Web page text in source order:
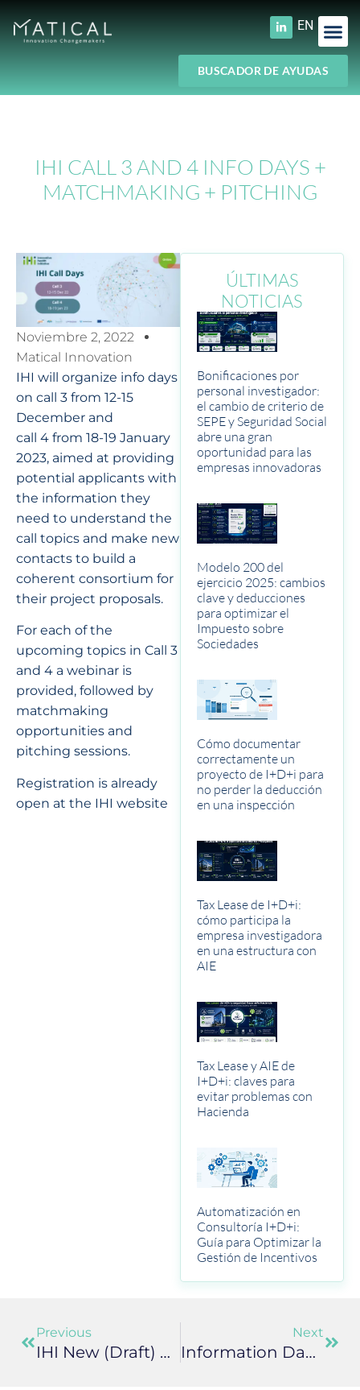
EN
BUSCADOR DE AYUDAS
IHI CALL 3 AND 4 INFO DAYS +
MATCHMAKING + PITCHING
Noviembre 2, 2022
Matical Innovation
IHI will organize info days
on call 3 from 12-15
December and
call 4 from 18-19 January
2023, aimed at providing
potential applicants with
the information they
need to understand the
call topics and make new
contacts to build a
coherent consortium for
their project proposals.
For each of the
upcoming topics in Call 3
and 4 a webinar is
provided, followed by
matchmaking
opportunities and
pitching sessions.
Registration is already
open at the IHI website
ÚLTIMAS
NOTICIAS
Bonificaciones por
personal investigador:
el cambio de criterio de
SEPE y Seguridad Social
abre una gran
oportunidad para las
empresas innovadoras
Modelo 200 del
ejercicio 2025: cambios
clave y deducciones
para optimizar el
Impuesto sobre
Sociedades
Cómo documentar
correctamente un
proyecto de I+D+i para
no perder la deducción
en una inspección
Tax Lease de I+D+i:
cómo participa la
empresa investigadora
en una estructura con
AIE
Tax Lease y AIE de
I+D+i: claves para
evitar problemas con
Hacienda
Automatización en
Consultoría I+D+i:
Guía para Optimizar la
Gestión de Incentivos
Previous
IHI New (draft) Calls Published
Next
Information Days Events On Horizon Europe 2023/24 Calls In Cluster 4 And 5